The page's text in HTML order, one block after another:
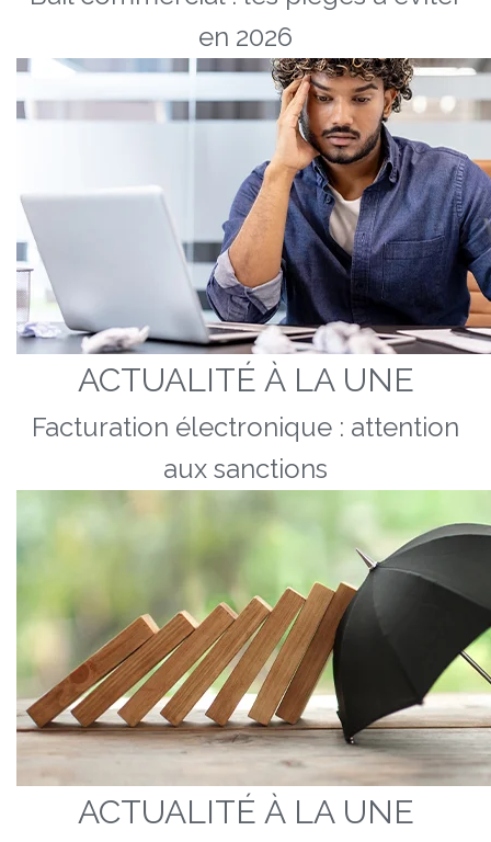
en 2026
ACTUALITÉ À LA UNE
Facturation électronique : attention
aux sanctions
ACTUALITÉ À LA UNE